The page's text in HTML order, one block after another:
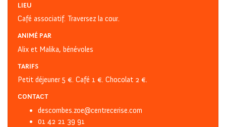
LIEU
Café associatif. Traversez la cour.
ANIMÉ PAR
Alix et Malika, bénévoles
TARIFS
Petit déjeuner 5 €. Café 1 €. Chocolat 2 €.
CONTACT
descombes.zoe@centrecerise.com
01 42 21 39 91